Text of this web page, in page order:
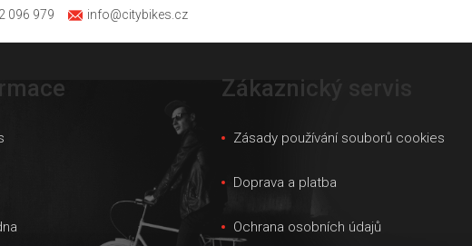
096 979
info@citybikes.cz
Zákaznický servis
Zásady používání souborů cookies
Doprava a platba
Ochrana osobních údajů